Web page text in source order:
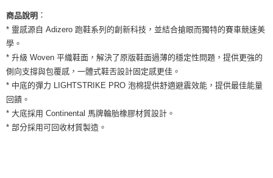
AFTEE先享後付是「在收到商品之後才付款」的支付方式。 讓您購物簡單
便利好安心！
３．安心：先確認商品／服務後，再付款。
【「AFTEE先享後付」結帳流程】
１．於結帳方式選擇「AFTEE先享後付」後，將跳轉至「AFTEE先享後付」
結帳頁面，進行簡訊認證並確認金額後，即可完成結帳。
２．訂單成立數日內，您將收到繳費通知簡訊。
３．收到繳費通知簡訊後14天內，點擊此簡訊中的連結，可透過四大超商／
ATM付款
運送方式
全家取貨付款
每筆NT$60，滿NT$1,500(含以上)免運費
付款後全家取貨
每筆NT$60，滿NT$1,500(含以上)免運費
商品說明 ：
* 靈感源自 Adizero 跑鞋系列的創新科技，並結合搶眼而獨特的賽車競速美
學。
* 升級 Woven 平織鞋面，解決了原版鞋面過薄的穩定性問題，提供更強的
側向支撐與包覆感，一體式鞋舌設計固定感更佳。
* 中底的彈力 LIGHTSTRIKE PRO 泡棉提供舒適避震效能，提供最佳能量
回饋。
* 大底採用 Continental 馬牌輪胎橡膠材質設計。
* 部分採用可回收材質製造。